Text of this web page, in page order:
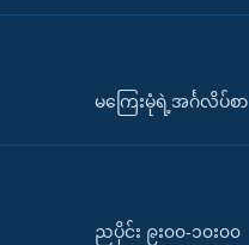
မကြေးမုံရဲ့အင်္ဂလိပ်စာ
ညပိုင်း ၉း၀၀-၁၀း၀၀